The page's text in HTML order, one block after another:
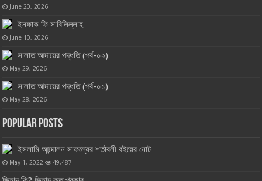
June 20, 2026
ইনফাক ফি সাবিলিল্লাহ
June 10, 2026
সালাত আদায়ের পদ্ধতি (পর্ব-০২)
May 29, 2026
সালাত আদায়ের পদ্ধতি (পর্ব-০১)
May 28, 2026
Popular Posts
ইসলামি আন্দোলন সাফল্যের শর্তাবলী বইয়ের নোট
May 1, 2022 49,487